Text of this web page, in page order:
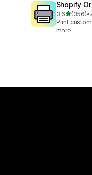
Shopify
3,6z 5 hvězd
(356)
Celkový •
Print
more